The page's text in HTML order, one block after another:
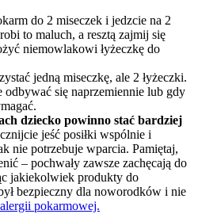
to maluch, a resztą zajmij się
niemowlakowi łyżeczkę do
jedną miseczkę, ale 2 łyżeczki.
odbywać się naprzemiennie lub gdy
dziecko powinno stać bardziej
jeść posiłki wspólnie i
nie potrzebuje wparcia. Pamiętaj,
– pochwały zawsze zachęcają do
jakiekolwiek produkty do
bezpieczny dla noworodków i nie
pokarmowej.